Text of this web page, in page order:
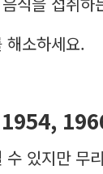
해소하세요.
있지만 무